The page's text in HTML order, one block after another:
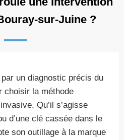
sur-Juine ?
par un diagnostic précis du
choisir la méthode
Qu’il s’agisse
d’une clé cassée dans le
son outillage à la marque